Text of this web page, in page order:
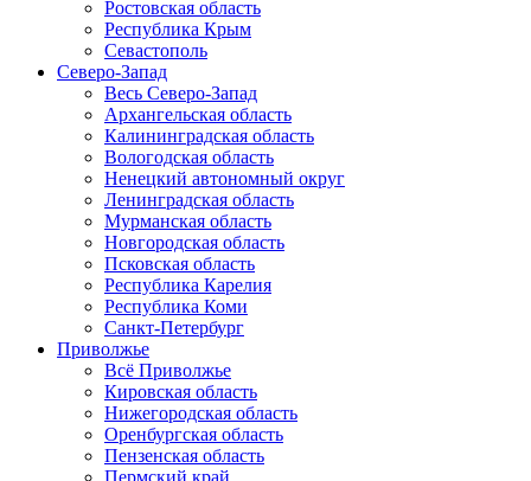
Ростовская область
Республика Крым
Севастополь
Северо-Запад
Весь Северо-Запад
Архангельская область
Калининградская область
Вологодская область
Ненецкий автономный округ
Ленинградская область
Мурманская область
Новгородская область
Псковская область
Республика Карелия
Республика Коми
Санкт-Петербург
Приволжье
Всё Приволжье
Кировская область
Нижегородская область
Оренбургская область
Пензенская область
Пермский край